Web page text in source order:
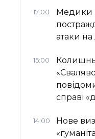
17:00
Медики
атаки на
15:00
справі
14:00
Нове